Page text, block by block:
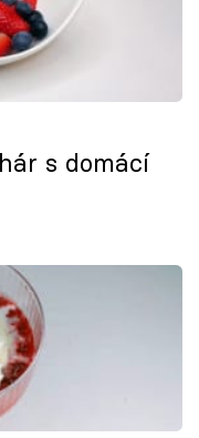
s domácí